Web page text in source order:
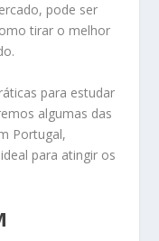
pode ser
tirar o melhor
para estudar
algumas das
Portugal,
para atingir os